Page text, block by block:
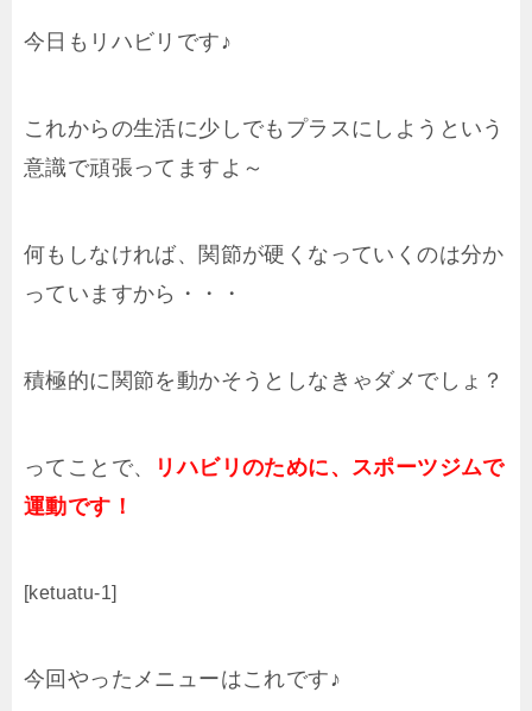
今日もリハビリです♪
これからの生活に少しでもプラスにしようという
意識で頑張ってますよ～
何もしなければ、関節が硬くなっていくのは分か
っていますから・・・
積極的に関節を動かそうとしなきゃダメでしょ？
ってことで、
リハビリのために、スポーツジムで
運動です！
[ketuatu-1]
今回やったメニューはこれです♪